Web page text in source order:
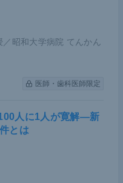
昭和大学病院 てんかん
医師・歯科医師限定
人に1人が寛解―新
とは